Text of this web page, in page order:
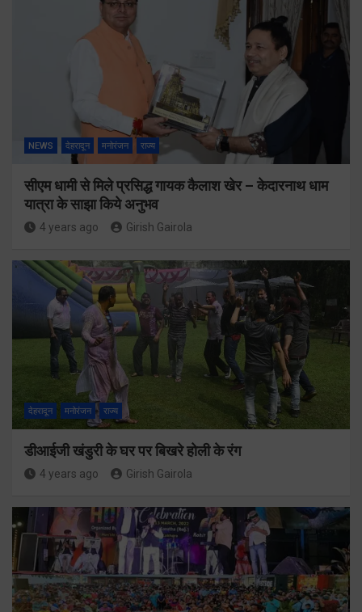
NEWS देहरादून मनोरंजन राज्य
सीएम धामी से मिले प्रसिद्ध गायक कैलाश खेर – केदारनाथ धाम
यात्रा के साझा किये अनुभव
4 years ago Girish Gairola
देहरादून मनोरंजन राज्य
डीआईजी खंडुरी के घर पर बिखरे होली के रंग
4 years ago Girish Gairola